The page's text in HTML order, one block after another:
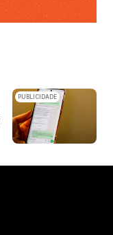
PUBLICIDADE